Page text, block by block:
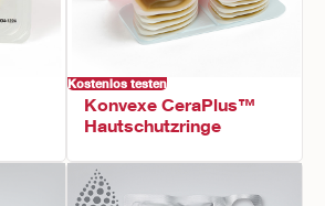
Kostenlos testen
Konvexe CeraPlus™
Hautschutzringe